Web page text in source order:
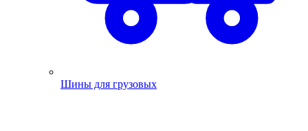
Шины для грузовых